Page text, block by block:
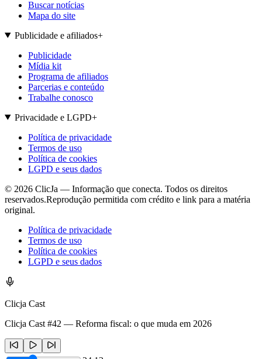
Buscar notícias
Mapa do site
Publicidade e afiliados+
Publicidade
Mídia kit
Programa de afiliados
Parcerias e conteúdo
Trabalhe conosco
Privacidade e LGPD+
Política de privacidade
Termos de uso
Política de cookies
LGPD e seus dados
© 2026 ClicJa — Informação que conecta. Todos os direitos
reservados.Reprodução permitida com crédito e link para a matéria
original.
Política de privacidade
Termos de uso
Política de cookies
LGPD e seus dados
Clicja Cast
Clicja Cast #42 — Reforma fiscal: o que muda em 2026